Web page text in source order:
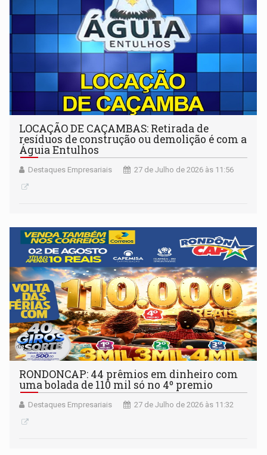
LOCAÇÃO DE CAÇAMBAS: Retirada de
resíduos de construção ou demolição é com a
Águia Entulhos
Destaques Empresariais 27 de Julho de 2026 às 11:56
RONDONCAP: 44 prêmios em dinheiro com
uma bolada de 110 mil só no 4º premio
Destaques Empresariais 27 de Julho de 2026 às 11:32